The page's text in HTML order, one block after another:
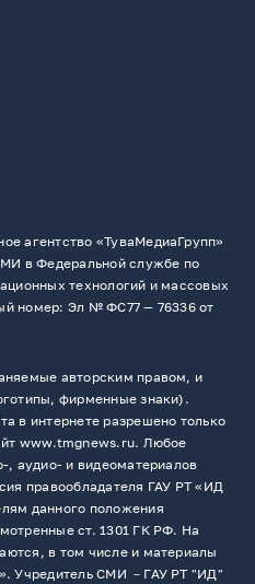
агентство «ТуваМедиаГрупп»
в Федеральной службе по
технологий и массовых
номер: Эл № ФС77 — 76336 от
авторским правом, и
фирменные знаки).
в интернете разрешено только
www.tmgnews.ru. Любое
, аудио- и видеоматериалов
правообладателя ГАУ РТ «ИД
данного положения
ст. 1301 ГК РФ. На
в том числе и материалы
Учредитель СМИ －ГАУ РТ "ИД"